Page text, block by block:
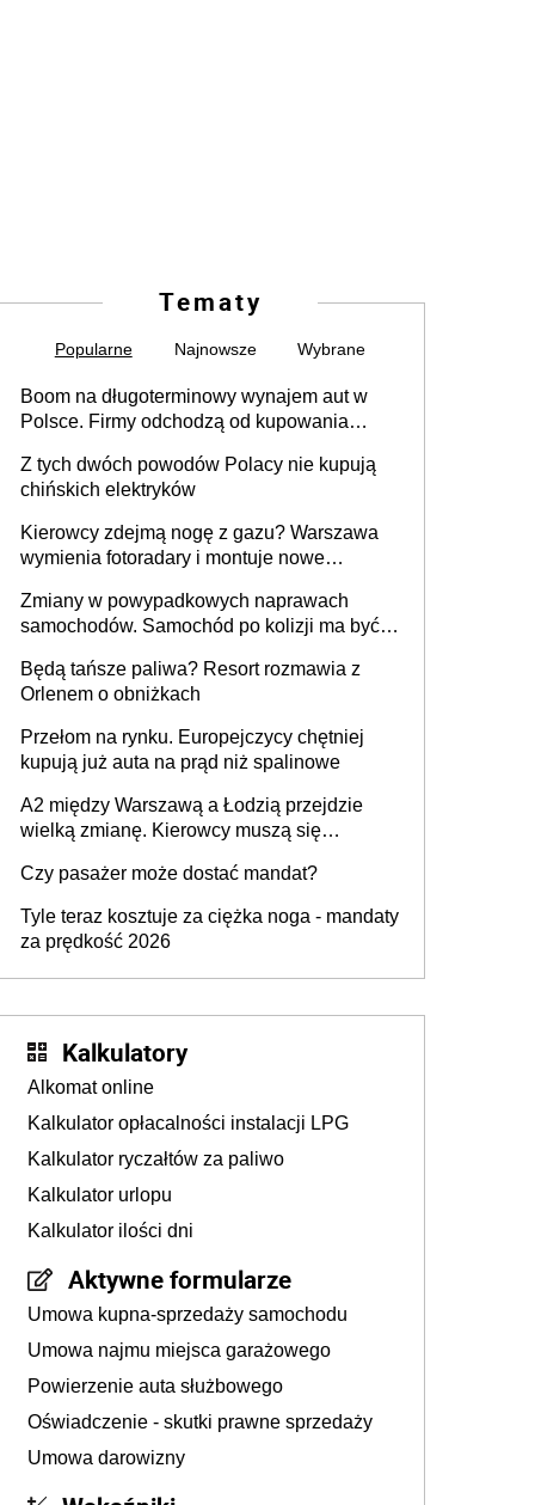
Tematy
Popularne Najnowsze Wybrane
Boom na długoterminowy wynajem aut w
Polsce. Firmy odchodzą od kupowania
Z tych dwóch powodów Polacy nie kupują
chińskich elektryków
Kierowcy zdejmą nogę z gazu? Warszawa
wymienia fotoradary i montuje nowe
Zmiany w powypadkowych naprawach
samochodów. Samochód po kolizji ma być
technologią producenta
Będą tańsze paliwa? Resort rozmawia z
Orlenem o obniżkach
Przełom na rynku. Europejczycy chętniej
kupują już auta na prąd niż spalinowe
A2 między Warszawą a Łodzią przejdzie
wielką zmianę. Kierowcy muszą się
Czy pasażer może dostać mandat?
Tyle teraz kosztuje za ciężka noga - mandaty
za prędkość 2026
Kalkulatory
Alkomat online
Kalkulator opłacalności instalacji LPG
Kalkulator ryczałtów za paliwo
Kalkulator urlopu
Kalkulator ilości dni
Aktywne formularze
Umowa kupna-sprzedaży samochodu
Umowa najmu miejsca garażowego
Powierzenie auta służbowego
Oświadczenie - skutki prawne sprzedaży
Umowa darowizny